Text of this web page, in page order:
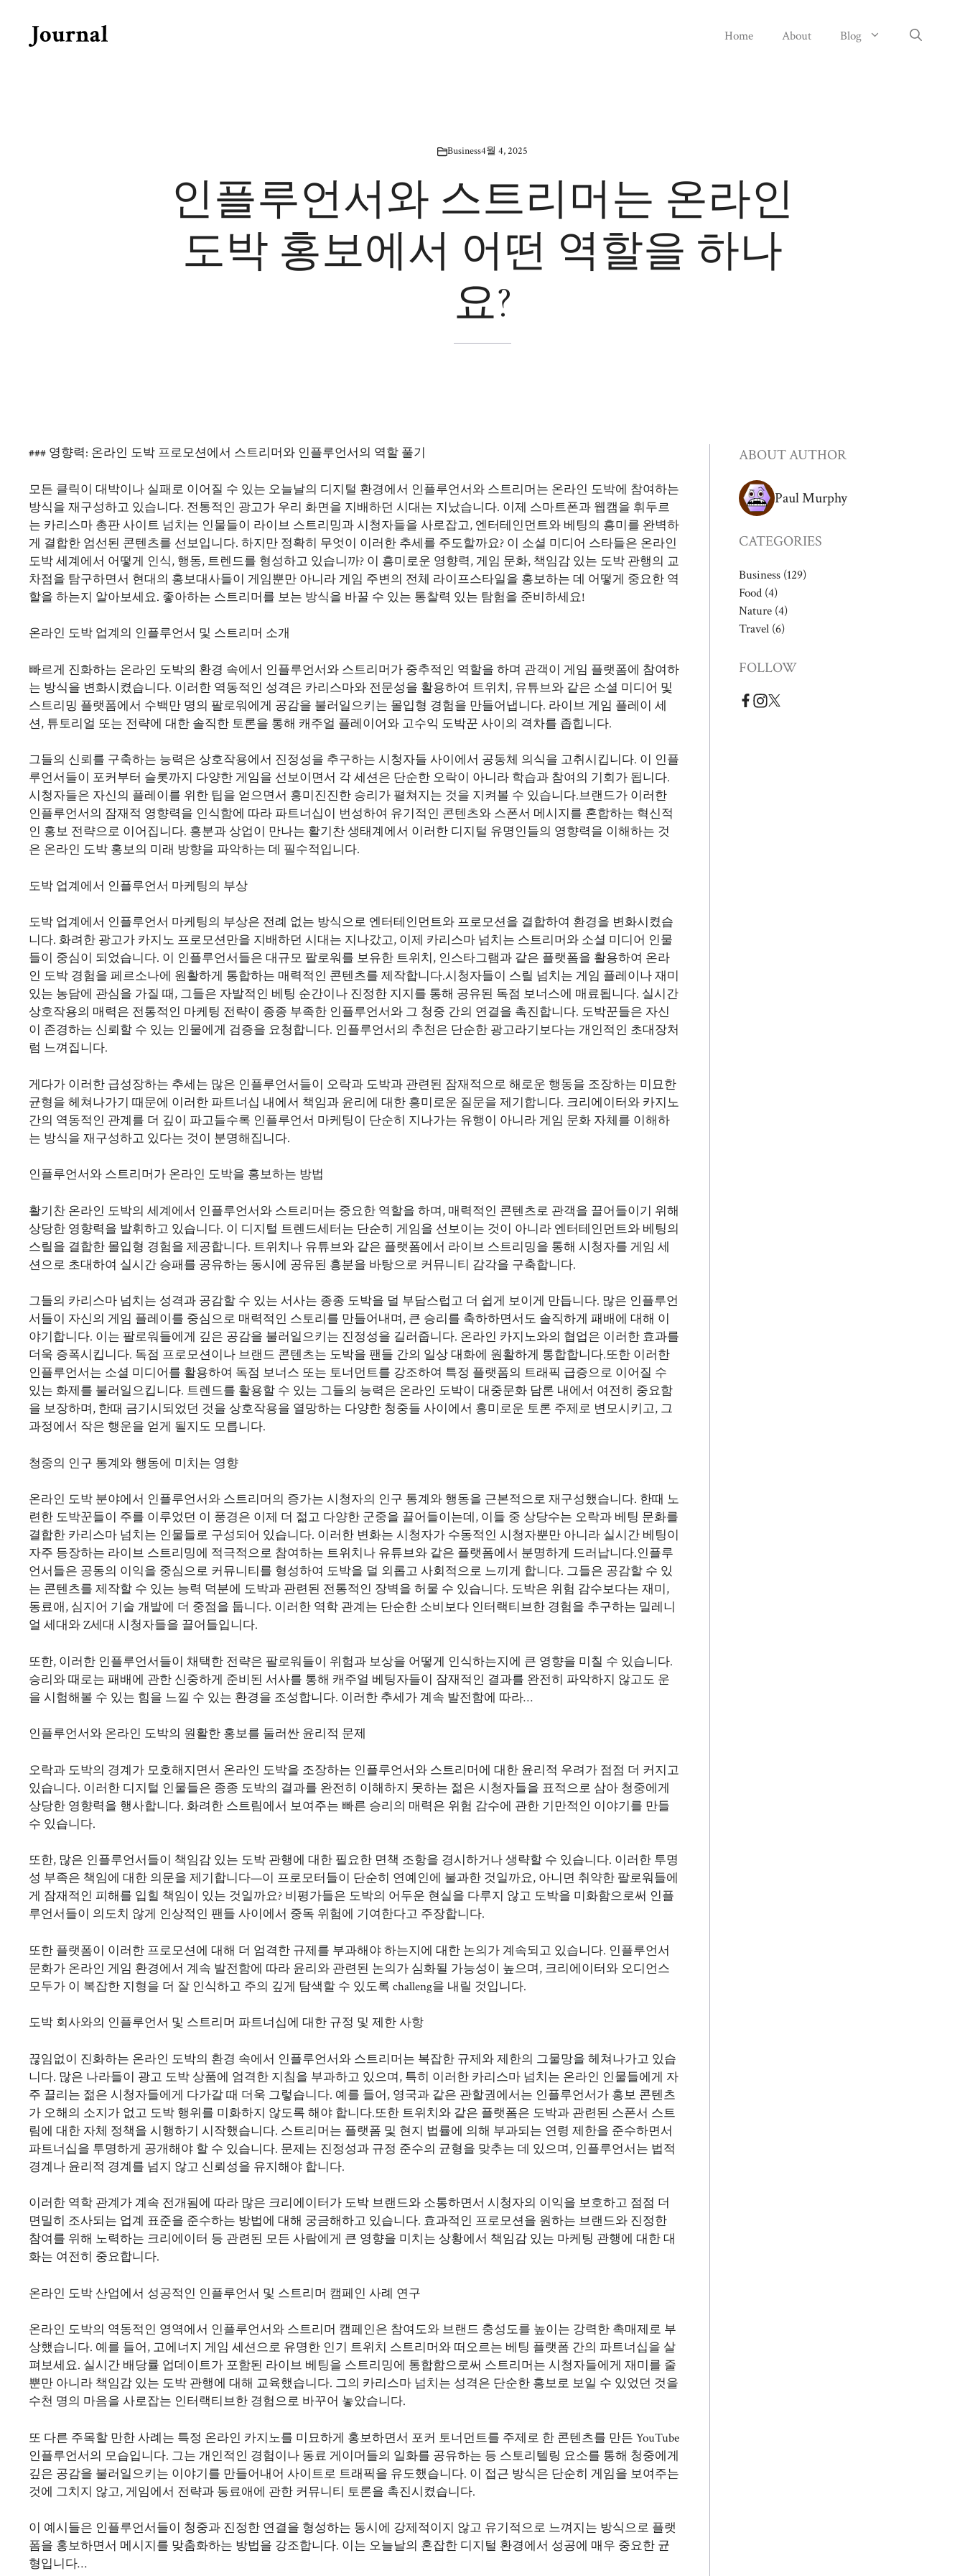
content
Home About Blog
Business4월 4, 2025
인플루언서와 스트리머는 온라인
도박 홍보에서 어떤 역할을 하나
요?
### 영향력: 온라인 도박 프로모션에서 스트리머와 인플루언서의 역할 풀기
모든 클릭이 대박이나 실패로 이어질 수 있는 오늘날의 디지털 환경에서 인플루언서와 스트리머는 온라인 도박에 참여하는
방식을 재구성하고 있습니다. 전통적인 광고가 우리 화면을 지배하던 시대는 지났습니다. 이제 스마트폰과 웹캠을 휘두르
는 카리스마 총판 사이트 넘치는 인물들이 라이브 스트리밍과 시청자들을 사로잡고, 엔터테인먼트와 베팅의 흥미를 완벽하
게 결합한 엄선된 콘텐츠를 선보입니다. 하지만 정확히 무엇이 이러한 추세를 주도할까요? 이 소셜 미디어 스타들은 온라인
도박 세계에서 어떻게 인식, 행동, 트렌드를 형성하고 있습니까? 이 흥미로운 영향력, 게임 문화, 책임감 있는 도박 관행의 교
차점을 탐구하면서 현대의 홍보대사들이 게임뿐만 아니라 게임 주변의 전체 라이프스타일을 홍보하는 데 어떻게 중요한 역
할을 하는지 알아보세요. 좋아하는 스트리머를 보는 방식을 바꿀 수 있는 통찰력 있는 탐험을 준비하세요!
온라인 도박 업계의 인플루언서 및 스트리머 소개
빠르게 진화하는 온라인 도박의 환경 속에서 인플루언서와 스트리머가 중추적인 역할을 하며 관객이 게임 플랫폼에 참여하
는 방식을 변화시켰습니다. 이러한 역동적인 성격은 카리스마와 전문성을 활용하여 트위치, 유튜브와 같은 소셜 미디어 및
스트리밍 플랫폼에서 수백만 명의 팔로워에게 공감을 불러일으키는 몰입형 경험을 만들어냅니다. 라이브 게임 플레이 세
션, 튜토리얼 또는 전략에 대한 솔직한 토론을 통해 캐주얼 플레이어와 고수익 도박꾼 사이의 격차를 좁힙니다.
그들의 신뢰를 구축하는 능력은 상호작용에서 진정성을 추구하는 시청자들 사이에서 공동체 의식을 고취시킵니다. 이 인플
루언서들이 포커부터 슬롯까지 다양한 게임을 선보이면서 각 세션은 단순한 오락이 아니라 학습과 참여의 기회가 됩니다.
시청자들은 자신의 플레이를 위한 팁을 얻으면서 흥미진진한 승리가 펼쳐지는 것을 지켜볼 수 있습니다.브랜드가 이러한
인플루언서의 잠재적 영향력을 인식함에 따라 파트너십이 번성하여 유기적인 콘텐츠와 스폰서 메시지를 혼합하는 혁신적
인 홍보 전략으로 이어집니다. 흥분과 상업이 만나는 활기찬 생태계에서 이러한 디지털 유명인들의 영향력을 이해하는 것
은 온라인 도박 홍보의 미래 방향을 파악하는 데 필수적입니다.
도박 업계에서 인플루언서 마케팅의 부상
도박 업계에서 인플루언서 마케팅의 부상은 전례 없는 방식으로 엔터테인먼트와 프로모션을 결합하여 환경을 변화시켰습
니다. 화려한 광고가 카지노 프로모션만을 지배하던 시대는 지나갔고, 이제 카리스마 넘치는 스트리머와 소셜 미디어 인물
들이 중심이 되었습니다. 이 인플루언서들은 대규모 팔로워를 보유한 트위치, 인스타그램과 같은 플랫폼을 활용하여 온라
인 도박 경험을 페르소나에 원활하게 통합하는 매력적인 콘텐츠를 제작합니다.시청자들이 스릴 넘치는 게임 플레이나 재미
있는 농담에 관심을 가질 때, 그들은 자발적인 베팅 순간이나 진정한 지지를 통해 공유된 독점 보너스에 매료됩니다. 실시간
상호작용의 매력은 전통적인 마케팅 전략이 종종 부족한 인플루언서와 그 청중 간의 연결을 촉진합니다. 도박꾼들은 자신
이 존경하는 신뢰할 수 있는 인물에게 검증을 요청합니다. 인플루언서의 추천은 단순한 광고라기보다는 개인적인 초대장처
럼 느껴집니다.
게다가 이러한 급성장하는 추세는 많은 인플루언서들이 오락과 도박과 관련된 잠재적으로 해로운 행동을 조장하는 미묘한
균형을 헤쳐나가기 때문에 이러한 파트너십 내에서 책임과 윤리에 대한 흥미로운 질문을 제기합니다. 크리에이터와 카지노
간의 역동적인 관계를 더 깊이 파고들수록 인플루언서 마케팅이 단순히 지나가는 유행이 아니라 게임 문화 자체를 이해하
는 방식을 재구성하고 있다는 것이 분명해집니다.
인플루언서와 스트리머가 온라인 도박을 홍보하는 방법
활기찬 온라인 도박의 세계에서 인플루언서와 스트리머는 중요한 역할을 하며, 매력적인 콘텐츠로 관객을 끌어들이기 위해
상당한 영향력을 발휘하고 있습니다. 이 디지털 트렌드세터는 단순히 게임을 선보이는 것이 아니라 엔터테인먼트와 베팅의
스릴을 결합한 몰입형 경험을 제공합니다. 트위치나 유튜브와 같은 플랫폼에서 라이브 스트리밍을 통해 시청자를 게임 세
션으로 초대하여 실시간 승패를 공유하는 동시에 공유된 흥분을 바탕으로 커뮤니티 감각을 구축합니다.
그들의 카리스마 넘치는 성격과 공감할 수 있는 서사는 종종 도박을 덜 부담스럽고 더 쉽게 보이게 만듭니다. 많은 인플루언
서들이 자신의 게임 플레이를 중심으로 매력적인 스토리를 만들어내며, 큰 승리를 축하하면서도 솔직하게 패배에 대해 이
야기합니다. 이는 팔로워들에게 깊은 공감을 불러일으키는 진정성을 길러줍니다. 온라인 카지노와의 협업은 이러한 효과를
더욱 증폭시킵니다. 독점 프로모션이나 브랜드 콘텐츠는 도박을 팬들 간의 일상 대화에 원활하게 통합합니다.또한 이러한
인플루언서는 소셜 미디어를 활용하여 독점 보너스 또는 토너먼트를 강조하여 특정 플랫폼의 트래픽 급증으로 이어질 수
있는 화제를 불러일으킵니다. 트렌드를 활용할 수 있는 그들의 능력은 온라인 도박이 대중문화 담론 내에서 여전히 중요함
을 보장하며, 한때 금기시되었던 것을 상호작용을 열망하는 다양한 청중들 사이에서 흥미로운 토론 주제로 변모시키고, 그
과정에서 작은 행운을 얻게 될지도 모릅니다.
청중의 인구 통계와 행동에 미치는 영향
온라인 도박 분야에서 인플루언서와 스트리머의 증가는 시청자의 인구 통계와 행동을 근본적으로 재구성했습니다. 한때 노
련한 도박꾼들이 주를 이루었던 이 풍경은 이제 더 젊고 다양한 군중을 끌어들이는데, 이들 중 상당수는 오락과 베팅 문화를
결합한 카리스마 넘치는 인물들로 구성되어 있습니다. 이러한 변화는 시청자가 수동적인 시청자뿐만 아니라 실시간 베팅이
자주 등장하는 라이브 스트리밍에 적극적으로 참여하는 트위치나 유튜브와 같은 플랫폼에서 분명하게 드러납니다.인플루
언서들은 공동의 이익을 중심으로 커뮤니티를 형성하여 도박을 덜 외롭고 사회적으로 느끼게 합니다. 그들은 공감할 수 있
는 콘텐츠를 제작할 수 있는 능력 덕분에 도박과 관련된 전통적인 장벽을 허물 수 있습니다. 도박은 위험 감수보다는 재미,
동료애, 심지어 기술 개발에 더 중점을 둡니다. 이러한 역학 관계는 단순한 소비보다 인터랙티브한 경험을 추구하는 밀레니
얼 세대와 Z세대 시청자들을 끌어들입니다.
또한, 이러한 인플루언서들이 채택한 전략은 팔로워들이 위험과 보상을 어떻게 인식하는지에 큰 영향을 미칠 수 있습니다.
승리와 때로는 패배에 관한 신중하게 준비된 서사를 통해 캐주얼 베팅자들이 잠재적인 결과를 완전히 파악하지 않고도 운
을 시험해볼 수 있는 힘을 느낄 수 있는 환경을 조성합니다. 이러한 추세가 계속 발전함에 따라…
인플루언서와 온라인 도박의 원활한 홍보를 둘러싼 윤리적 문제
오락과 도박의 경계가 모호해지면서 온라인 도박을 조장하는 인플루언서와 스트리머에 대한 윤리적 우려가 점점 더 커지고
있습니다. 이러한 디지털 인물들은 종종 도박의 결과를 완전히 이해하지 못하는 젊은 시청자들을 표적으로 삼아 청중에게
상당한 영향력을 행사합니다. 화려한 스트림에서 보여주는 빠른 승리의 매력은 위험 감수에 관한 기만적인 이야기를 만들
수 있습니다.
또한, 많은 인플루언서들이 책임감 있는 도박 관행에 대한 필요한 면책 조항을 경시하거나 생략할 수 있습니다. 이러한 투명
성 부족은 책임에 대한 의문을 제기합니다—이 프로모터들이 단순히 연예인에 불과한 것일까요, 아니면 취약한 팔로워들에
게 잠재적인 피해를 입힐 책임이 있는 것일까요? 비평가들은 도박의 어두운 현실을 다루지 않고 도박을 미화함으로써 인플
루언서들이 의도치 않게 인상적인 팬들 사이에서 중독 위험에 기여한다고 주장합니다.
또한 플랫폼이 이러한 프로모션에 대해 더 엄격한 규제를 부과해야 하는지에 대한 논의가 계속되고 있습니다. 인플루언서
문화가 온라인 게임 환경에서 계속 발전함에 따라 윤리와 관련된 논의가 심화될 가능성이 높으며, 크리에이터와 오디언스
모두가 이 복잡한 지형을 더 잘 인식하고 주의 깊게 탐색할 수 있도록 challeng을 내릴 것입니다.
도박 회사와의 인플루언서 및 스트리머 파트너십에 대한 규정 및 제한 사항
끊임없이 진화하는 온라인 도박의 환경 속에서 인플루언서와 스트리머는 복잡한 규제와 제한의 그물망을 헤쳐나가고 있습
니다. 많은 나라들이 광고 도박 상품에 엄격한 지침을 부과하고 있으며, 특히 이러한 카리스마 넘치는 온라인 인물들에게 자
주 끌리는 젊은 시청자들에게 다가갈 때 더욱 그렇습니다. 예를 들어, 영국과 같은 관할권에서는 인플루언서가 홍보 콘텐츠
가 오해의 소지가 없고 도박 행위를 미화하지 않도록 해야 합니다.또한 트위치와 같은 플랫폼은 도박과 관련된 스폰서 스트
림에 대한 자체 정책을 시행하기 시작했습니다. 스트리머는 플랫폼 및 현지 법률에 의해 부과되는 연령 제한을 준수하면서
파트너십을 투명하게 공개해야 할 수 있습니다. 문제는 진정성과 규정 준수의 균형을 맞추는 데 있으며, 인플루언서는 법적
경계나 윤리적 경계를 넘지 않고 신뢰성을 유지해야 합니다.
이러한 역학 관계가 계속 전개됨에 따라 많은 크리에이터가 도박 브랜드와 소통하면서 시청자의 이익을 보호하고 점점 더
면밀히 조사되는 업계 표준을 준수하는 방법에 대해 궁금해하고 있습니다. 효과적인 프로모션을 원하는 브랜드와 진정한
참여를 위해 노력하는 크리에이터 등 관련된 모든 사람에게 큰 영향을 미치는 상황에서 책임감 있는 마케팅 관행에 대한 대
화는 여전히 중요합니다.
온라인 도박 산업에서 성공적인 인플루언서 및 스트리머 캠페인 사례 연구
온라인 도박의 역동적인 영역에서 인플루언서와 스트리머 캠페인은 참여도와 브랜드 충성도를 높이는 강력한 촉매제로 부
상했습니다. 예를 들어, 고에너지 게임 세션으로 유명한 인기 트위치 스트리머와 떠오르는 베팅 플랫폼 간의 파트너십을 살
펴보세요. 실시간 배당률 업데이트가 포함된 라이브 베팅을 스트리밍에 통합함으로써 스트리머는 시청자들에게 재미를 줄
뿐만 아니라 책임감 있는 도박 관행에 대해 교육했습니다. 그의 카리스마 넘치는 성격은 단순한 홍보로 보일 수 있었던 것을
수천 명의 마음을 사로잡는 인터랙티브한 경험으로 바꾸어 놓았습니다.
또 다른 주목할 만한 사례는 특정 온라인 카지노를 미묘하게 홍보하면서 포커 토너먼트를 주제로 한 콘텐츠를 만든 YouTube
인플루언서의 모습입니다. 그는 개인적인 경험이나 동료 게이머들의 일화를 공유하는 등 스토리텔링 요소를 통해 청중에게
깊은 공감을 불러일으키는 이야기를 만들어내어 사이트로 트래픽을 유도했습니다. 이 접근 방식은 단순히 게임을 보여주는
것에 그치지 않고, 게임에서 전략과 동료애에 관한 커뮤니티 토론을 촉진시켰습니다.
이 예시들은 인플루언서들이 청중과 진정한 연결을 형성하는 동시에 강제적이지 않고 유기적으로 느껴지는 방식으로 플랫
폼을 홍보하면서 메시지를 맞춤화하는 방법을 강조합니다. 이는 오늘날의 혼잡한 디지털 환경에서 성공에 매우 중요한 균
형입니다…
ABOUT AUTHOR
Paul Murphy
CATEGORIES
Business (129)
Food (4)
Nature (4)
Travel (6)
FOLLOW